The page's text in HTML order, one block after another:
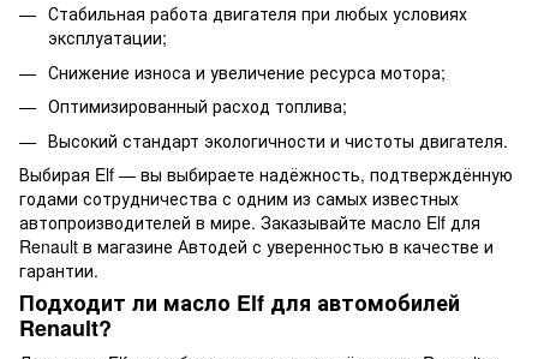
Стабильная работа двигателя при любых условиях
эксплуатации;
Снижение износа и увеличение ресурса мотора;
Оптимизированный расход топлива;
Высокий стандарт экологичности и чистоты двигателя.
Выбирая Elf — вы выбираете надёжность, подтверждённую
годами сотрудничества с одним из самых известных
автопроизводителей в мире. Заказывайте масло Elf для
Renault в магазине Автодей с уверенностью в качестве и
гарантии.
Подходит ли масло Elf для автомобилей
Renault?